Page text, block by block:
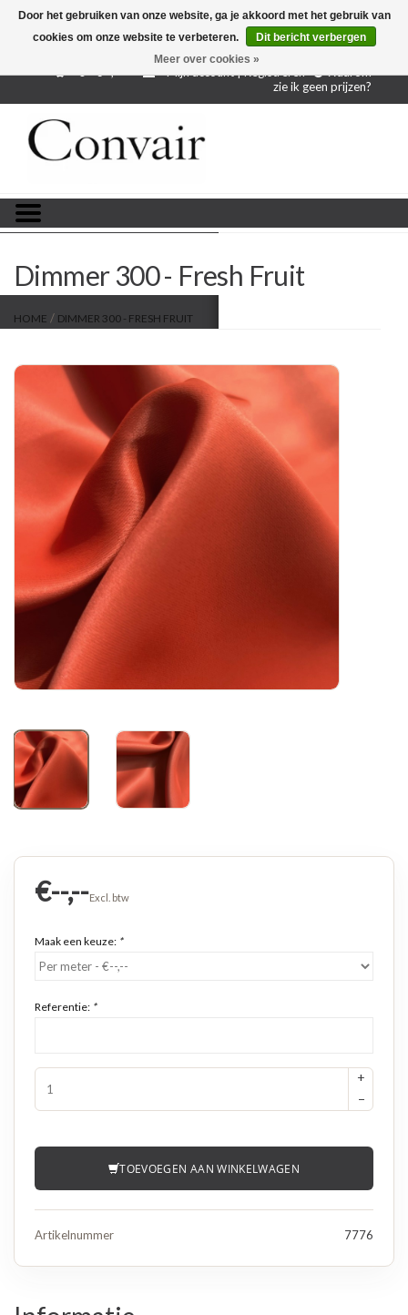
Gratis verzending bij aankoop vanaf € 250,-
Gratis
0 - €--,--
Mijn account | Registreren
Waarom
zie ik geen prijzen?
Stoffen per meter
Restanten
Dimmer 300 - Fresh Fruit
HOME / DIMMER 300 - FRESH FRUIT
€--,--Excl. btw
Maak een keuze: *
Referentie: *
+
−
TOEVOEGEN AAN WINKELWAGEN
Artikelnummer 7776
Door het gebruiken van onze website, ga je akkoord met het gebruik van
cookies om onze website te verbeteren.
Dit bericht verbergen
Meer over cookies »